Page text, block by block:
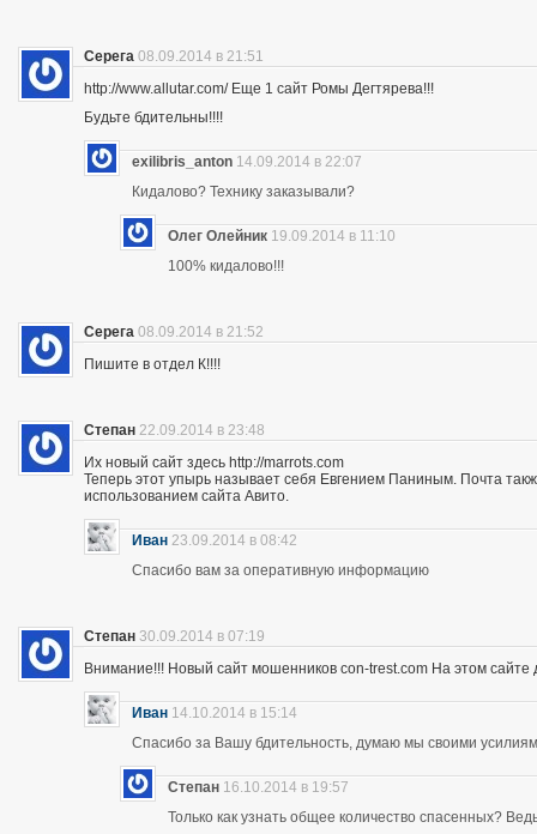
Серега 08.09.2014 в 21:51
http://www.allutar.com/ Еще 1 сайт Ромы Дегтярева!!!
Будьте бдительны!!!!
exilibris_anton 14.09.2014 в 22:07
Кидалово? Технику заказывали?
Олег Олейник 19.09.2014 в 11:10
100% кидалово!!!
Серега 08.09.2014 в 21:52
Пишите в отдел К!!!!
Степан 22.09.2014 в 23:48
Их новый сайт здесь http://marrots.com
Теперь этот упырь называет себя Евгением Паниным. Почта
использованием сайта Авито.
Иван 23.09.2014 в 08:42
Спасибо вам за оперативную информацию
Степан 30.09.2014 в 07:19
Внимание!!! Новый сайт мошенников con-trest.com На этом сайте
Иван 14.10.2014 в 15:14
Спасибо за Вашу бдительность, думаю мы своими
Степан 16.10.2014 в 19:57
Только как узнать общее количество спасенных?